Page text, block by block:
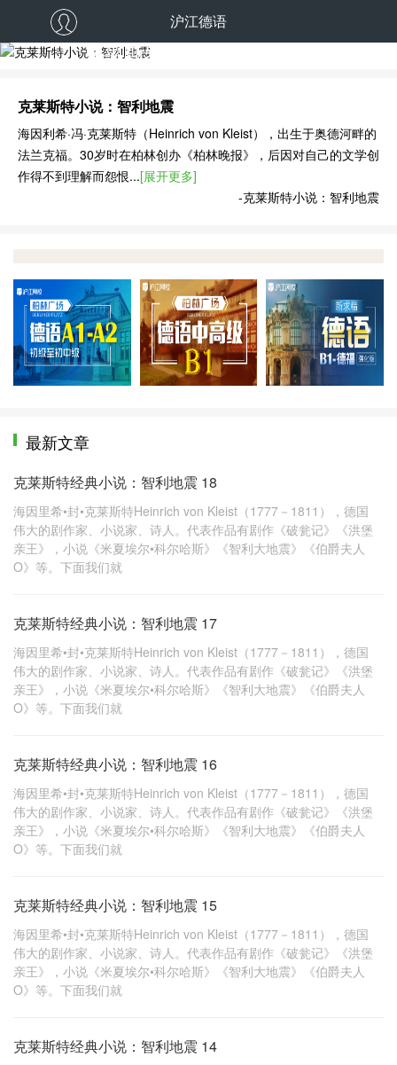
沪江德语
克莱斯特小说：智利地震
克莱斯特小说：智利地震
海因利希·冯·克莱斯特（Heinrich von Kleist），出生于奥德河畔的
法兰克福。30岁时在柏林创办《柏林晚报》，后因对自己的文学创
作得不到理解而怨恨...[展开更多]
-克莱斯特小说：智利地震
最新文章
克莱斯特经典小说：智利地震 18
海因里希•封•克莱斯特Heinrich von Kleist（1777－1811），德国
伟大的剧作家、小说家、诗人。代表作品有剧作《破瓮记》《洪堡
亲王》，小说《米夏埃尔•科尔哈斯》《智利大地震》《伯爵夫人
O》等。下面我们就
克莱斯特经典小说：智利地震 17
海因里希•封•克莱斯特Heinrich von Kleist（1777－1811），德国
伟大的剧作家、小说家、诗人。代表作品有剧作《破瓮记》《洪堡
亲王》，小说《米夏埃尔•科尔哈斯》《智利大地震》《伯爵夫人
O》等。下面我们就
克莱斯特经典小说：智利地震 16
海因里希•封•克莱斯特Heinrich von Kleist（1777－1811），德国
伟大的剧作家、小说家、诗人。代表作品有剧作《破瓮记》《洪堡
亲王》，小说《米夏埃尔•科尔哈斯》《智利大地震》《伯爵夫人
O》等。下面我们就
克莱斯特经典小说：智利地震 15
海因里希•封•克莱斯特Heinrich von Kleist（1777－1811），德国
伟大的剧作家、小说家、诗人。代表作品有剧作《破瓮记》《洪堡
亲王》，小说《米夏埃尔•科尔哈斯》《智利大地震》《伯爵夫人
O》等。下面我们就
克莱斯特经典小说：智利地震 14